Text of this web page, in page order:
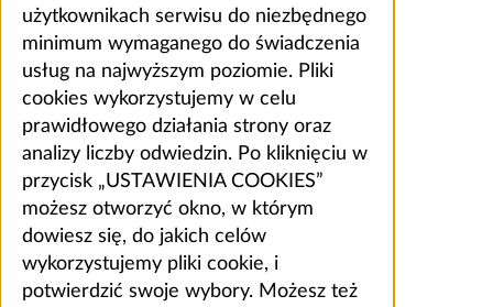
użytkownikach serwisu do niezbędnego
minimum wymaganego do świadczenia
usług na najwyższym poziomie. Pliki
cookies wykorzystujemy w celu
prawidłowego działania strony oraz
analizy liczby odwiedzin. Po kliknięciu w
przycisk „USTAWIENIA COOKIES”
możesz otworzyć okno, w którym
dowiesz się, do jakich celów
wykorzystujemy pliki cookie, i
potwierdzić swoje wybory. Możesz też